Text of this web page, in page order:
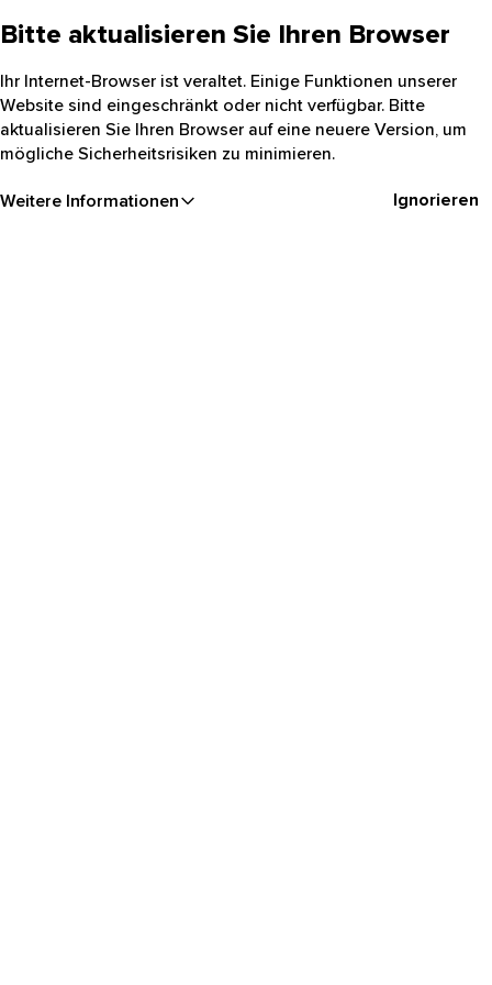
Bitte aktualisieren Sie Ihren Browser
Ihr Internet-Browser ist veraltet. Einige Funktionen unserer
Website sind eingeschränkt oder nicht verfügbar. Bitte
aktualisieren Sie Ihren Browser auf eine neuere Version, um
mögliche Sicherheitsrisiken zu minimieren.
Weitere Informationen Ignorieren